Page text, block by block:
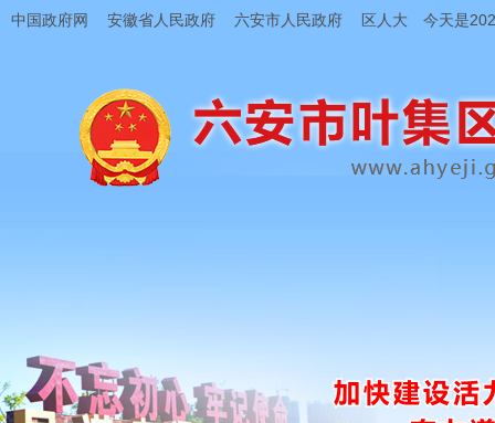
中国政府网 安徽省人民政府 六安市人民政府 区人大 今天是